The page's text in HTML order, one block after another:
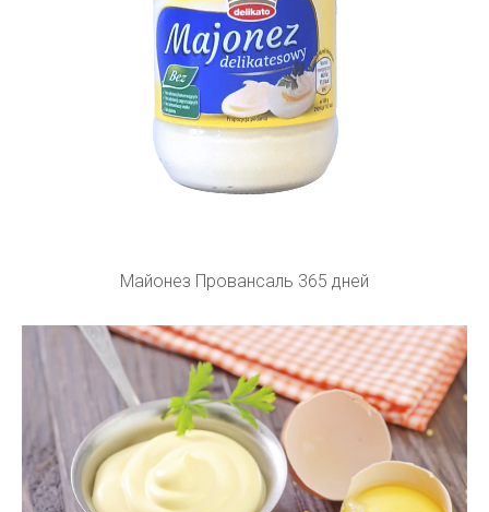
Майонез Провансаль 365 дней